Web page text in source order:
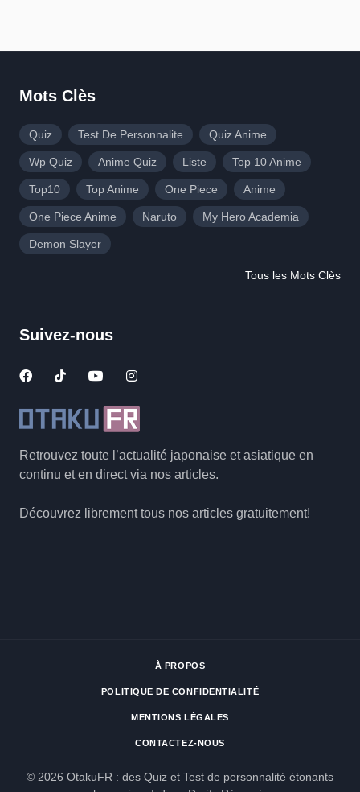
Retrouvez toute l’actualité japonaise et asiatique en
continu et en direct via nos articles.
Découvrez librement tous nos articles gratuitement!
Mots Clès
Quiz Test De Personnalite Quiz Anime
Wp Quiz Anime Quiz Liste Top 10 Anime
Top10 Top Anime One Piece Anime
One Piece Anime Naruto My Hero Academia
Demon Slayer
Tous les Mots Clès
Suivez-nous
À PROPOS
POLITIQUE DE CONFIDENTIALITÉ
MENTIONS LÉGALES
CONTACTEZ-NOUS
© 2026 OtakuFR : des Quiz et Test de personnalité étonants